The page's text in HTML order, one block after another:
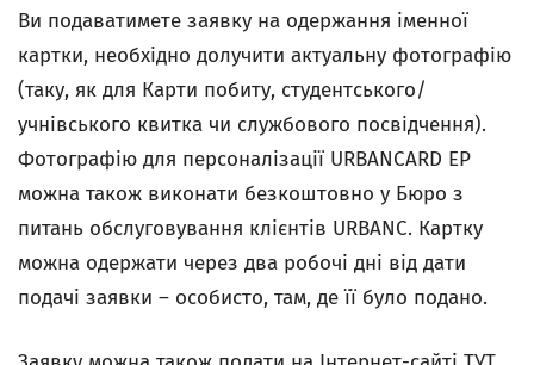
Ви подаватимете заявку на одержання іменної
картки, необхідно долучити актуальну фотографію
(таку, як для Карти побиту, студентського/
учнівського квитка чи службового посвідчення).
Фотографію для персоналізації URBANCARD EP
можна також виконати безкоштовно у Бюро з
питань обслуговування клієнтів URBANC. Картку
можна одержати через два робочі дні від дати
подачі заявки – особисто, там, де її було подано.